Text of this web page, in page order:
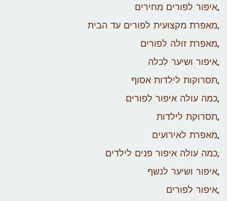
,איפור לפורים מחירים
,מאפרת מקצועית לפורים עד הבית
,מאפרת זולה לפורים
,איפור ושיער לכלה
,תסרוקות לילדות אסוף
,כמה עולה איפור לפורים
,תסרוקת לילדות
,מאפרת לאירועים
,כמה עולה איפור פנים לילדים
,איפור ושיער לנשף
,איפור לפורים